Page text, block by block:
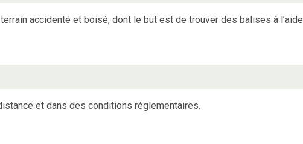
accidenté et boisé, dont le but est de trouver des balises à l’aide
et dans des conditions réglementaires.